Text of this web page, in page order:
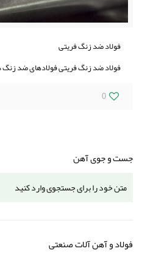
فولاد ضد زنگ فریتی
فولاد ضد زنگ فریتی فولادهای ضد زنگ
0
جست و جوی آهن
فولاد و آهن آلات صنعتی